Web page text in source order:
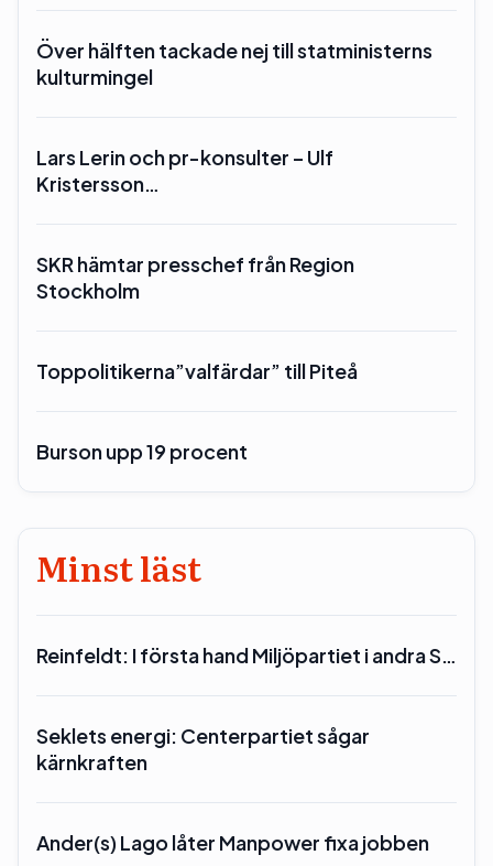
Över hälften tackade nej till statministerns
kulturmingel
Lars Lerin och pr-konsulter – Ulf
Kristersson…
SKR hämtar presschef från Region
Stockholm
Toppolitikerna”valfärdar” till Piteå
Burson upp 19 procent
Minst läst
Reinfeldt: I första hand Miljöpartiet i andra S…
Seklets energi: Centerpartiet sågar
kärnkraften
Ander(s) Lago låter Manpower fixa jobben